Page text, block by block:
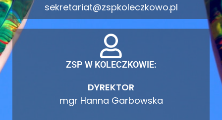
sekretariat@zspkoleczkowo.pl
ZSP W KOLECZKOWIE:
DYREKTOR
mgr Hanna Garbowska